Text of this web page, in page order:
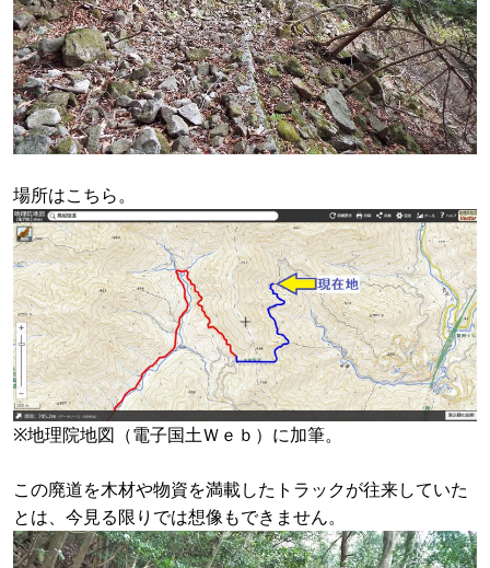
場所はこちら。
※地理院地図（電子国土Ｗｅｂ）に加筆。
この廃道を木材や物資を満載したトラックが往来していた
とは、今見る限りでは想像もできません。